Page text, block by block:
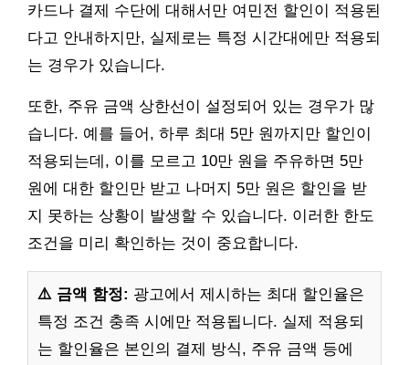
카드나 결제 수단에 대해서만 여민전 할인이 적용된
다고 안내하지만, 실제로는 특정 시간대에만 적용되
는 경우가 있습니다.
또한, 주유 금액 상한선이 설정되어 있는 경우가 많
습니다. 예를 들어, 하루 최대 5만 원까지만 할인이
적용되는데, 이를 모르고 10만 원을 주유하면 5만
원에 대한 할인만 받고 나머지 5만 원은 할인을 받
지 못하는 상황이 발생할 수 있습니다. 이러한 한도
조건을 미리 확인하는 것이 중요합니다.
⚠️ 금액 함정: 광고에서 제시하는 최대 할인율은
특정 조건 충족 시에만 적용됩니다. 실제 적용되
는 할인율은 본인의 결제 방식, 주유 금액 등에